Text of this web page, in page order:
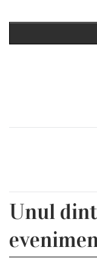
Unul